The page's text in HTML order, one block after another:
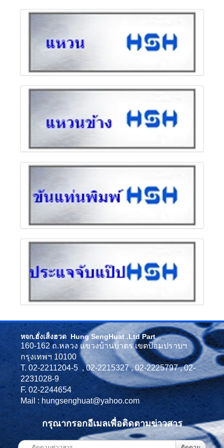
หจก.ฮั่งเส็งฮวด Hung SengHuat .Ltd Part
160-162 ถ.หลวง แขวงบ้านบาตร เขตป้อมปราบฯ
กรุงเทพฯ 10100
T. 02-2211204-5 , 02-2215327 , 02-2225797 , 02-
2231028-9
F. 02-2244654
Mail : hungsenghuat@yahoo.com
กรุณากรอกอีเมลเพื่อติดตามข่าวสาร